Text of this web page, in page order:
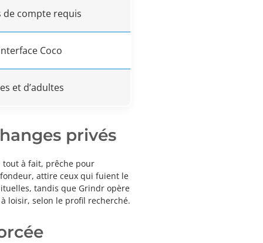
de compte requis
Coco
et d’adultes
privés
tout à fait, prêche pour
attire ceux qui fuient le
tandis que Grindr opère
loisir, selon le profil recherché.